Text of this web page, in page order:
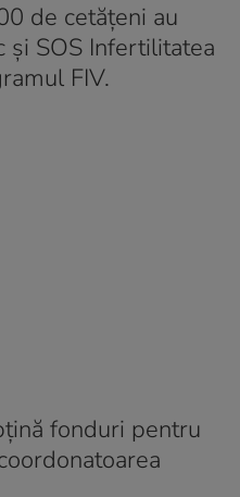
de cetățeni au
și SOS Infertilitatea
FIV.
fonduri pentru